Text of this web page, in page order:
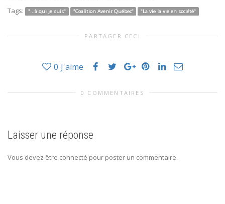
Tags:
"...à qui je suis" "Coalition Avenir Québec" "La vie la vie en société"
PARTAGER CECI
0 J'aime
0 COMMENTAIRES
Laisser une réponse
Vous devez être connecté pour poster un commentaire.